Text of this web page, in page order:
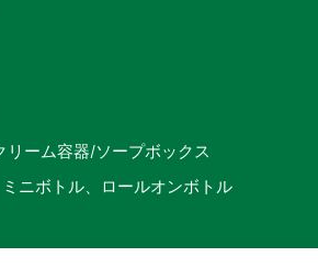
リーム容器/ソープボックス
ニボトル、ロールオンボトル